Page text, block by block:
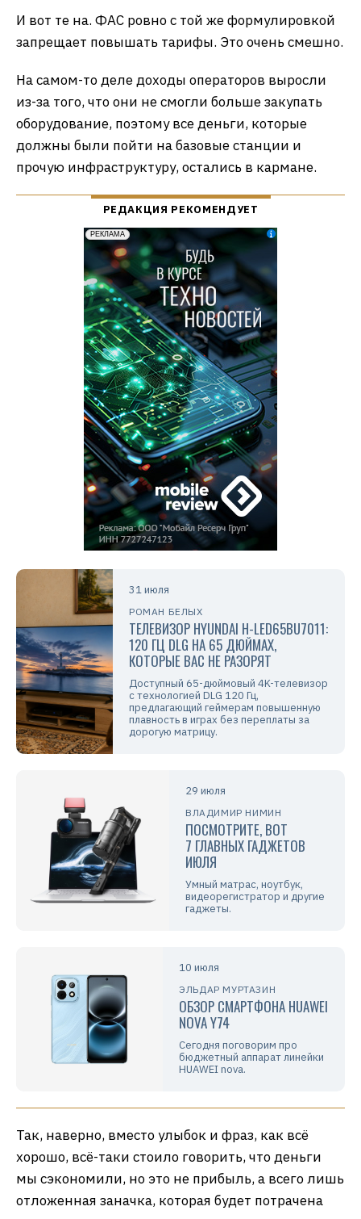
И вот те на. ФАС ровно с той же формулировкой
запрещает повышать тарифы. Это очень смешно.
На самом-то деле доходы операторов выросли
из-за того, что они не смогли больше закупать
оборудование, поэтому все деньги, которые
должны были пойти на базовые станции и
прочую инфраструктуру, остались в кармане.
31 июля
РОМАН БЕЛЫХ
ТЕЛЕВИЗОР HYUNDAI H-LED65BU7011:
120 ГЦ DLG НА 65 ДЮЙМАХ,
КОТОРЫЕ ВАС НЕ РАЗОРЯТ
Доступный 65-дюймовый 4K-телевизор
с технологией DLG 120 Гц,
предлагающий геймерам повышенную
плавность в играх без переплаты за
дорогую матрицу.
29 июля
ВЛАДИМИР НИМИН
ПОСМОТРИТЕ, ВОТ
7 ГЛАВНЫХ ГАДЖЕТОВ
ИЮЛЯ
Умный матрас, ноутбук,
видеорегистратор и другие
гаджеты.
10 июля
ЭЛЬДАР МУРТАЗИН
ОБЗОР СМАРТФОНА HUAWEI
NOVA Y74
Сегодня поговорим про
бюджетный аппарат линейки
HUAWEI nova.
Так, наверно, вместо улыбок и фраз, как всё
хорошо, всё-таки стоило говорить, что деньги
мы сэкономили, но это не прибыль, а всего лишь
отложенная заначка, которая будет потрачена